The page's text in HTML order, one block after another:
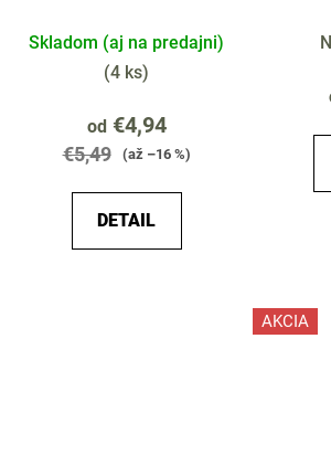
Skladom (aj na predajni)
(4 ks)
od€4,94
€5,49 (až –16 %)
DETAIL
AKCIA